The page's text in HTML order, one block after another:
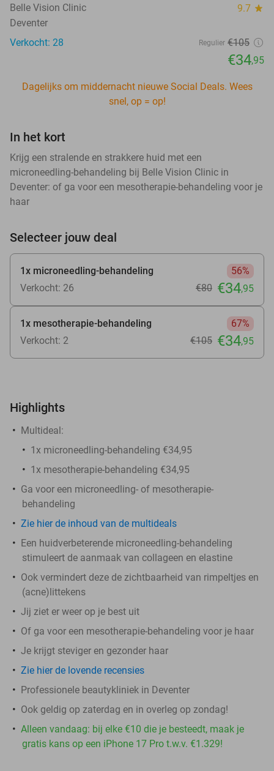
Belle Vision Clinic 9.7 star
Deventer
Verkocht: 28
Regulier €105
€34,95
Dagelijks om middernacht nieuwe Social Deals. Wees
snel, op = op!
In het kort
Krijg een stralende en strakkere huid met een
microneedling-behandeling bij Belle Vision Clinic in
Deventer: of ga voor een mesotherapie-behandeling voor je
haar
Selecteer jouw deal
1x microneedling-behandeling
56%
Verkocht: 26
€80 €34,95
1x mesotherapie-behandeling
67%
Verkocht: 2
€105 €34,95
Highlights
Multideal:
1x microneedling-behandeling €34,95
1x mesotherapie-behandeling €34,95
Ga voor een microneedling- of mesotherapie-
behandeling
Zie hier de inhoud van de multideals
Een huidverbeterende microneedling-behandeling
stimuleert de aanmaak van collageen en elastine
Ook vermindert deze de zichtbaarheid van rimpeltjes en
(acne)littekens
Jij ziet er weer op je best uit
Of ga voor een mesotherapie-behandeling voor je haar
Je krijgt steviger en gezonder haar
Zie hier de lovende recensies
Professionele beautykliniek in Deventer
Ook geldig op zaterdag en in overleg op zondag!
Alleen vandaag: bij elke €10 die je besteedt, maak je
gratis kans op een iPhone 17 Pro t.w.v. €1.329!